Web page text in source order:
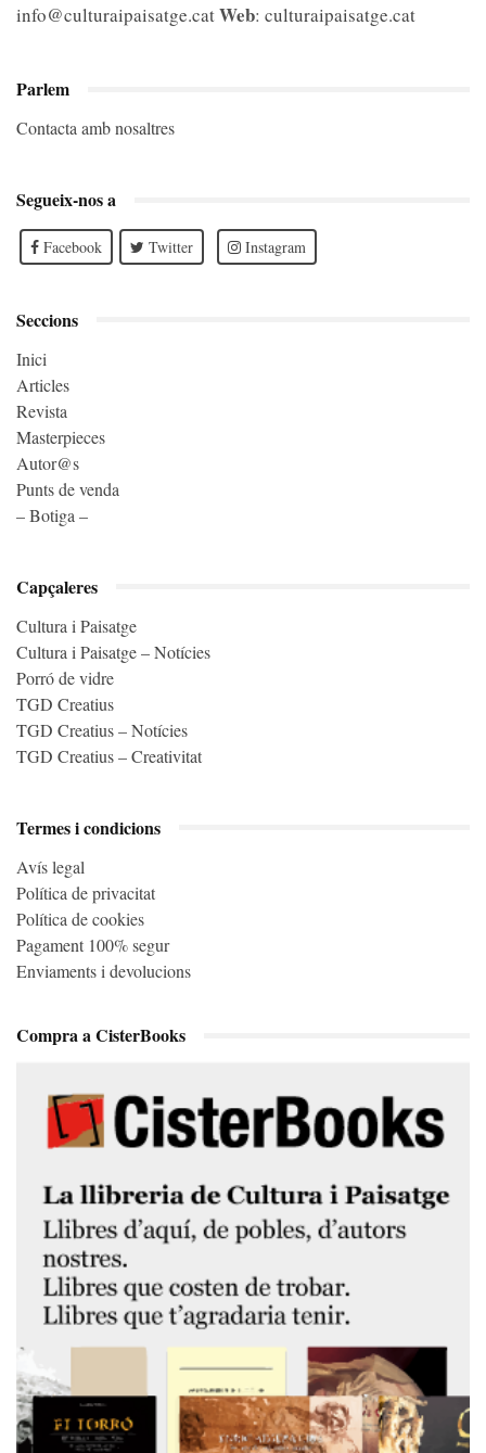
info@culturaipaisatge.catWeb: culturaipaisatge.cat
Parlem
Contacta amb nosaltres
Segueix-nos a
Facebook Twitter Instagram
Seccions
Inici
Articles
Revista
Masterpieces
Autor@s
Punts de venda
– Botiga –
Capçaleres
Cultura i Paisatge
Cultura i Paisatge – Notícies
Porró de vidre
TGD Creatius
TGD Creatius – Notícies
TGD Creatius – Creativitat
Termes i condicions
Avís legal
Política de privacitat
Política de cookies
Pagament 100% segur
Enviaments i devolucions
Compra a CisterBooks